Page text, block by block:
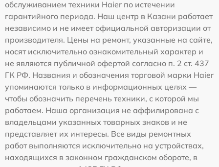
обслуживанием техники Haier по истечении
гарантийного периода. Наш центр в Казани работает
независимо и не имеет официальной авторизации от
производителя. Цены на ремонт, указанные на сайте,
носят исключительно ознакомительный характер и
не являются публичной офертой согласно п. 2 ст. 437
ГК РФ. Названия и обозначения торговой марки Haier
упоминаются только в информационных целях —
чтобы обозначить перечень техники, с которой мы
работаем. Наша организация не аффилирована с
владельцами указанных товарных знаков и не
представляет их интересы. Все виды ремонтных
работ выполняются исключительно на устройствах,
находящихся в законном гражданском обороте, в